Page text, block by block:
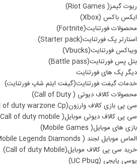
ریوت گیمز( Riot Games)
ایکس باکس (Xbox)
محصولات فورتنایت(Fortnite)
استارتر پک فورتنایت(Starter pack)
ویباکس فورتنایت(Vbucks)
بتل پس فورتنایت(Battle pass)
دیگر پک های فورتنایت
خدمات گیفت فورتنایت(گیفت ایتم شاپ فورتنایت)
محصولات کالاف دیوتی ( Call of Duty)
سی پی بازی کالاف وارزون(Call of duty warzone Cp)
سی پی کالاف دیوتی موبایل( Call of duty mobile)
بازی های موبایل( Mobile Games)
الماس موبایل لجند ( Mobile Legends Diamonds)
خرید سی پی کالاف موبایل(Call of duty Mobile)
یوسی پایجی (UC Pbug)